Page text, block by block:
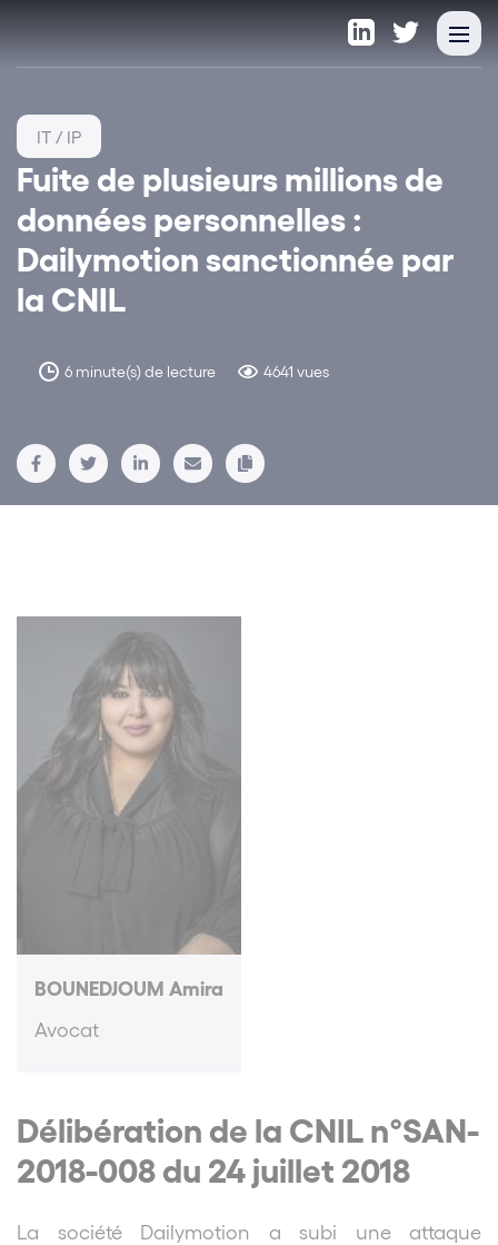
Fuite de plusieurs millions de
données personnelles :
Dailymotion sanctionnée par
la CNIL
6 minute(s) de lecture 4641 vues
IT / IP
BOUNEDJOUM Amira
Avocat
Délibération de la CNIL n°SAN-
2018-008 du 24 juillet 2018
La société Dailymotion a subi une attaque